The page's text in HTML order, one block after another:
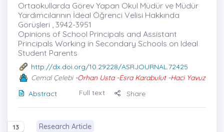
Ortaokullarda Görev Yapan Okul Müdür ve Müdür
Yardımcılarının İdeal Öğrenci Velisi Hakkında
Görüşleri , 3942-3951
Opinions of School Principals and Assistant
Principals Working in Secondary Schools on Ideal
Student Parents
http://dx.doi.org/10.29228/ASRJOURNAL.72425
Cemal Çelebi-Orhan Usta -Esra Karabulut -Haci Yavuz
Abstract
Full text Share
13 Research Article